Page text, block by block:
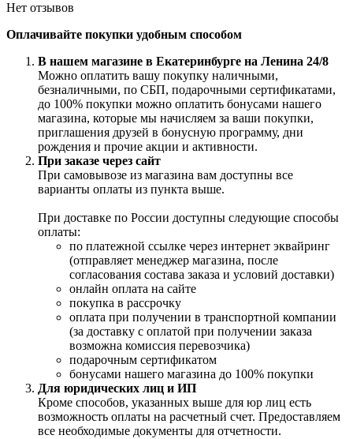
Нет отзывов
Оплачивайте покупки удобным способом
В нашем магазине в Екатеринбурге на Ленина 24/8
Можно оплатить вашу покупку наличными,
безналичными, по СБП, подарочными сертификатами,
до 100% покупки можно оплатить бонусами нашего
магазина, которые мы начисляем за ваши покупки,
приглашения друзей в бонусную программу, дни
рождения и прочие акции и активности.
При заказе через сайт
При самовывозе из магазина вам доступны все
варианты оплаты из пункта выше.
При доставке по России доступны следующие способы
оплаты:
по платежной ссылке через интернет эквайринг
(отправляет менеджер магазина, после
согласования состава заказа и условий доставки)
онлайн оплата на сайте
покупка в рассрочку
оплата при получении в транспортной компании
(за доставку с оплатой при получении заказа
возможна комиссия перевозчика)
подарочным сертификатом
бонусами нашего магазина до 100% покупки
Для юридических лиц и ИП
Кроме способов, указанных выше для юр лиц есть
возможность оплаты на расчетный счет. Предоставляем
все необходимые документы для отчетности.